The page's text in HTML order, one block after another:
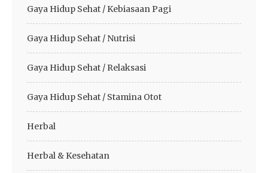
Gaya Hidup Sehat / Kebiasaan Pagi
Gaya Hidup Sehat / Nutrisi
Gaya Hidup Sehat / Relaksasi
Gaya Hidup Sehat / Stamina Otot
Herbal
Herbal & Kesehatan